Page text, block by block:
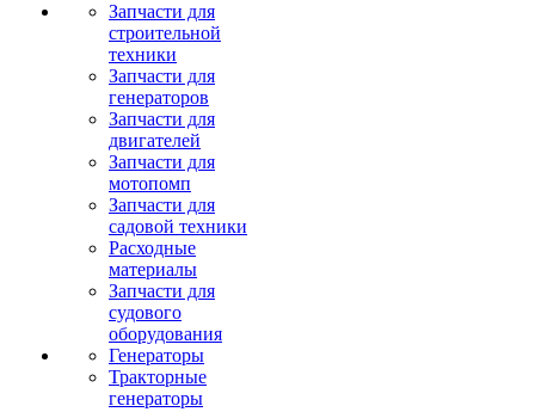
Запчасти для
строительной
техники
Запчасти для
генераторов
Запчасти для
двигателей
Запчасти для
мотопомп
Запчасти для
садовой техники
Расходные
материалы
Запчасти для
судового
оборудования
Генераторы
Тракторные
генераторы